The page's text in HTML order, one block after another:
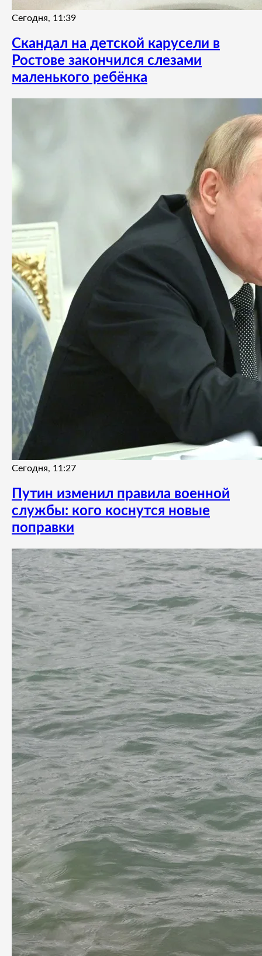
Сегодня, 11:39
Скандал на детской карусели в
Ростове закончился слезами
маленького ребёнка
Сегодня, 11:27
Путин изменил правила военной
службы: кого коснутся новые
поправки